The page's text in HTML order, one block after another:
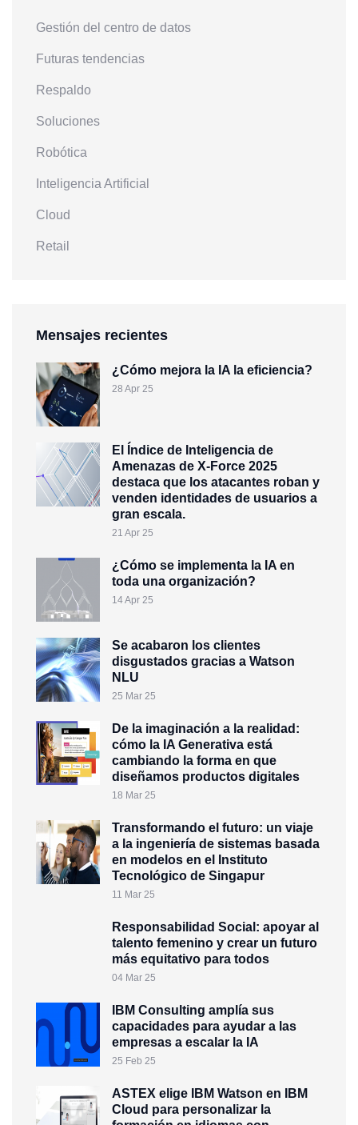
Gestión del centro de datos
Futuras tendencias
Respaldo
Soluciones
Robótica
Inteligencia Artificial
Cloud
Retail
Mensajes recientes
¿Cómo mejora la IA la eficiencia?
28 Apr 25
El Índice de Inteligencia de
Amenazas de X-Force 2025
destaca que los atacantes roban y
venden identidades de usuarios a
gran escala.
21 Apr 25
¿Cómo se implementa la IA en
toda una organización?
14 Apr 25
Se acabaron los clientes
disgustados gracias a Watson
NLU
25 Mar 25
De la imaginación a la realidad:
cómo la IA Generativa está
cambiando la forma en que
diseñamos productos digitales
18 Mar 25
Transformando el futuro: un viaje
a la ingeniería de sistemas basada
en modelos en el Instituto
Tecnológico de Singapur
11 Mar 25
Responsabilidad Social: apoyar al
talento femenino y crear un futuro
más equitativo para todos
04 Mar 25
IBM Consulting amplía sus
capacidades para ayudar a las
empresas a escalar la IA
25 Feb 25
ASTEX elige IBM Watson en IBM
Cloud para personalizar la